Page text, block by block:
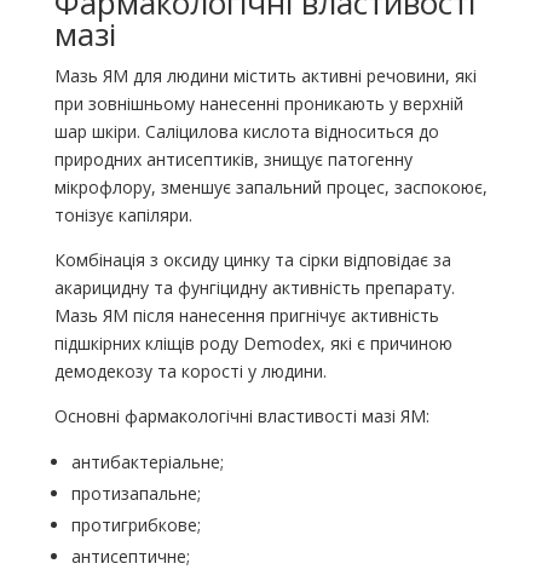
мазі
Мазь ЯМ для людини містить активні речовини, які
при зовнішньому нанесенні проникають у верхній
шар шкіри. Саліцилова кислота відноситься до
природних антисептиків, знищує патогенну
мікрофлору, зменшує запальний процес, заспокоює,
тонізує капіляри.
Комбінація з оксиду цинку та сірки відповідає за
акарицидну та фунгіцидну активність препарату.
Мазь ЯМ після нанесення пригнічує активність
підшкірних кліщів роду Demodex, які є причиною
демодекозу та корості у людини.
Основні фармакологічні властивості мазі ЯМ:
антибактеріальне;
протизапальне;
протигрибкове;
антисептичне;